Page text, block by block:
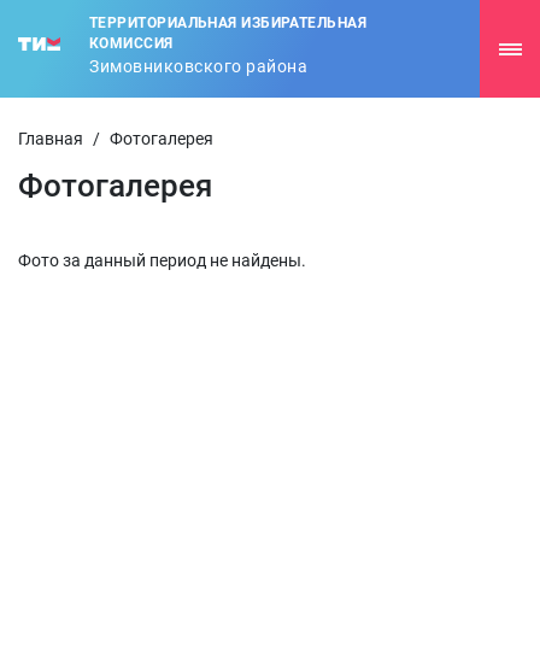
ТЕРРИТОРИАЛЬНАЯ ИЗБИРАТЕЛЬНАЯ
КОМИССИЯ
Зимовниковского района
Главная / Фотогалерея
Фотогалерея
Фото за данный период не найдены.